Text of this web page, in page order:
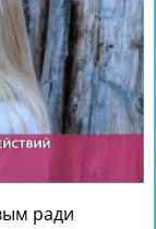
ради